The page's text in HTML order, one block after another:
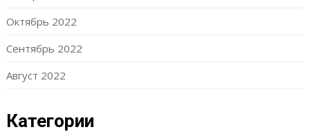
Октябрь 2022
Сентябрь 2022
Август 2022
Категории